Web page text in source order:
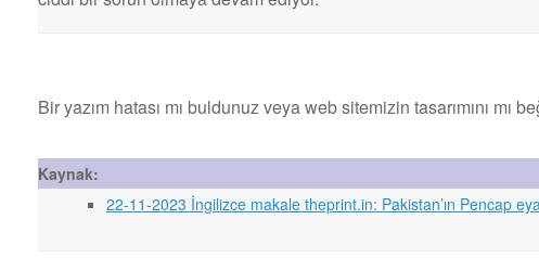
Bir yazım hatası mı buldunuz veya web sitemizin tasarımını
Kaynak:
22-11-2023 İngilizce makale theprint.in: Pakistan’ın Pencap